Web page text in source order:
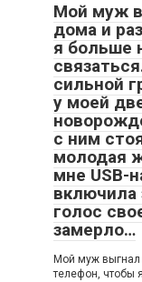
Мой муж
дома и
я больше
сильной
у моей
с ним
молодая
мне USB-
включила
голос
замерло…
Мой муж выгнал
телефон, чтобы